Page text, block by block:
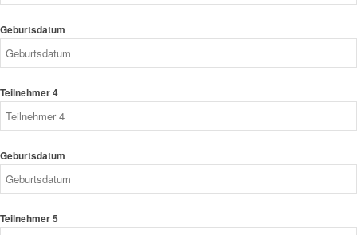
Geburtsdatum
Teilnehmer 4
Geburtsdatum
Teilnehmer 5